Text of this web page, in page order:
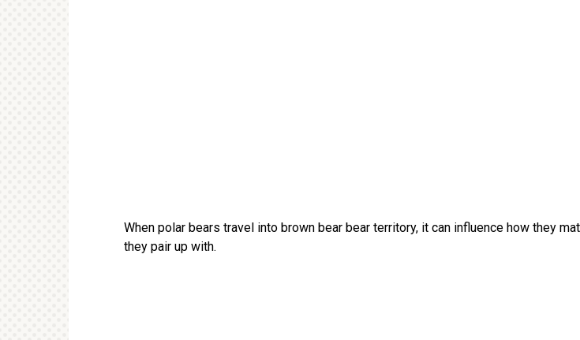
When polar bears travel into brown bear bear territory, it can influence how they
they pair up with.